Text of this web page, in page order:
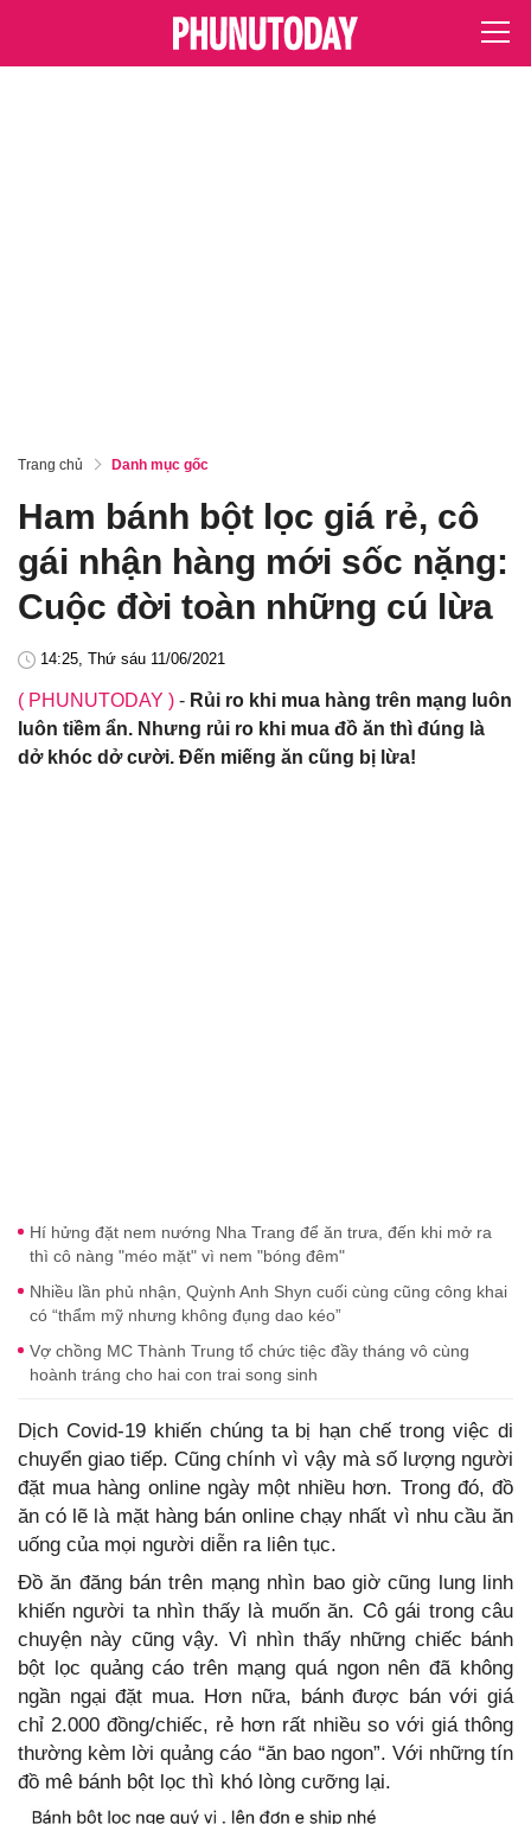
Trang chủ Danh mục gốc
Ham bánh bột lọc giá rẻ, cô
gái nhận hàng mới sốc nặng:
Cuộc đời toàn những cú lừa
14:25, Thứ sáu 11/06/2021
( PHUNUTODAY ) - Rủi ro khi mua hàng trên mạng luôn
luôn tiềm ẩn. Nhưng rủi ro khi mua đồ ăn thì đúng là
dở khóc dở cười. Đến miếng ăn cũng bị lừa!
Hí hửng đặt nem nướng Nha Trang để ăn trưa, đến khi mở ra
thì cô nàng "méo mặt" vì nem "bóng đêm"
Nhiều lần phủ nhận, Quỳnh Anh Shyn cuối cùng cũng công khai
có “thẩm mỹ nhưng không đụng dao kéo”
Vợ chồng MC Thành Trung tổ chức tiệc đầy tháng vô cùng
hoành tráng cho hai con trai song sinh
Dịch Covid-19 khiến chúng ta bị hạn chế trong việc di
chuyển giao tiếp. Cũng chính vì vậy mà số lượng người
đặt mua hàng online ngày một nhiều hơn. Trong đó, đồ
ăn có lẽ là mặt hàng bán online chạy nhất vì nhu cầu ăn
uống của mọi người diễn ra liên tục.
Đồ ăn đăng bán trên mạng nhìn bao giờ cũng lung linh
khiến người ta nhìn thấy là muốn ăn. Cô gái trong câu
chuyện này cũng vậy. Vì nhìn thấy những chiếc bánh
bột lọc quảng cáo trên mạng quá ngon nên đã không
ngần ngại đặt mua. Hơn nữa, bánh được bán với giá
chỉ 2.000 đồng/chiếc, rẻ hơn rất nhiều so với giá thông
thường kèm lời quảng cáo “ăn bao ngon”. Với những tín
đồ mê bánh bột lọc thì khó lòng cưỡng lại.